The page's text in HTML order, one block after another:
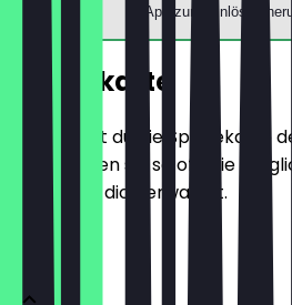
App zum Einlösen
Speisekarte
Hier findest du die Speisekarte
aktualisieren sie so oft wie
weißt, was dich erwartet.